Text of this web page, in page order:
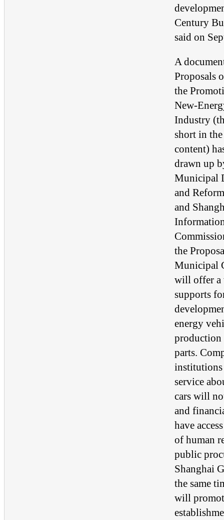
Century
said on
A
Proposals
the
New-
Industry
short in
content)
drawn up
Municipal
and
and
the
Municipal
will offer a
supports
energy
production
parts.
service
cars will
and
have
of human
public
Shanghai
the same
will